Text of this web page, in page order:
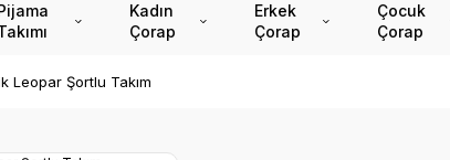
Kadın
Çorap
Erkek
Çorap
Çocuk
Çorap
Leopar Şortlu Takım